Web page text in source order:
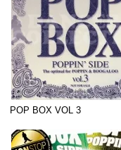
POP BOX VOL 3